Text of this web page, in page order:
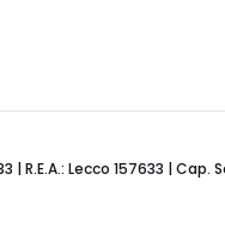
R.E.A.: Lecco 157633 |